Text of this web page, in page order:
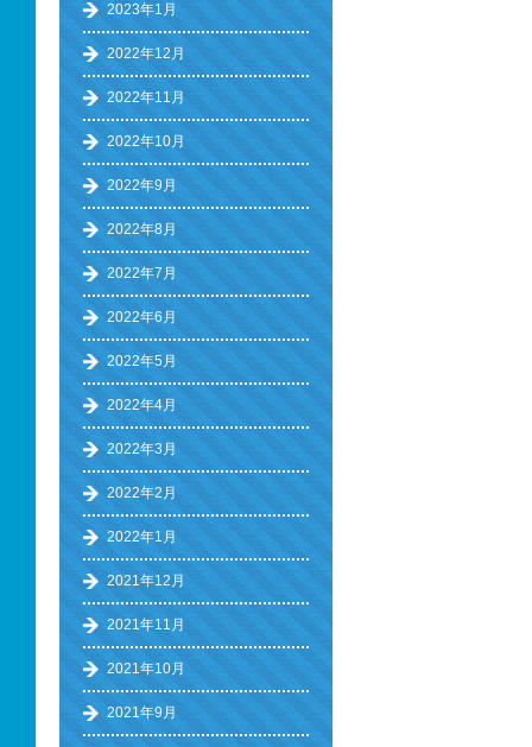
2023年1月
2022年12月
2022年11月
2022年10月
2022年9月
2022年8月
2022年7月
2022年6月
2022年5月
2022年4月
2022年3月
2022年2月
2022年1月
2021年12月
2021年11月
2021年10月
2021年9月